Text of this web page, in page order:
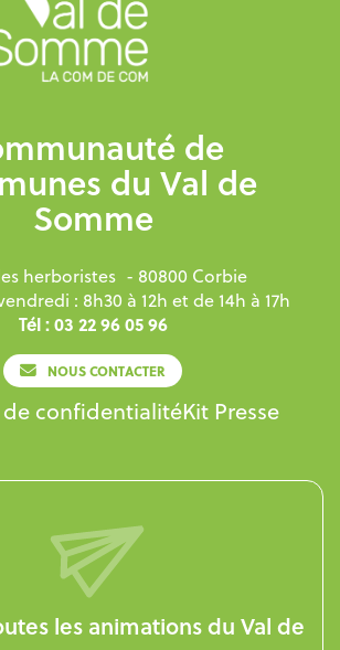
de
du Val de
Somme
herboristes - 80800 Corbie
: 8h30 à 12h et de 14h à 17h
Tél : 03 22 96 05 96
NOUS CONTACTER
confidentialitéKit Presse
les animations du Val de